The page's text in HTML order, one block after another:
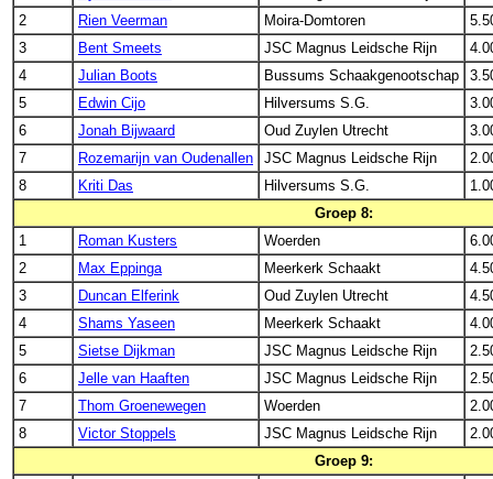
2
Rien Veerman Moira-Domtoren
3
Bent Smeets JSC Magnus Leidsche Rijn
4
Julian Boots Bussums Schaakgenootschap
5
Edwin Cijo Hilversums S.G.
6
Jonah Bijwaard Oud Zuylen Utrecht
7
Rozemarijn van Oudenallen JSC Magnus Leidsche Rijn
8
Kriti Das Hilversums S.G.
Groep 8:
1
Roman Kusters Woerden
2
Max Eppinga Meerkerk Schaakt
3
Duncan Elferink Oud Zuylen Utrecht
4
Shams Yaseen Meerkerk Schaakt
5
Sietse Dijkman JSC Magnus Leidsche Rijn
6
Jelle van Haaften JSC Magnus Leidsche Rijn
7
Thom Groenewegen Woerden
8
Victor Stoppels JSC Magnus Leidsche Rijn
Groep 9: